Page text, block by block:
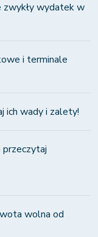
zwykły wydatek w
i terminale
ich wady i zalety!
wolna od